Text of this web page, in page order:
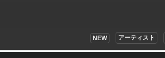
NEW アーティスト